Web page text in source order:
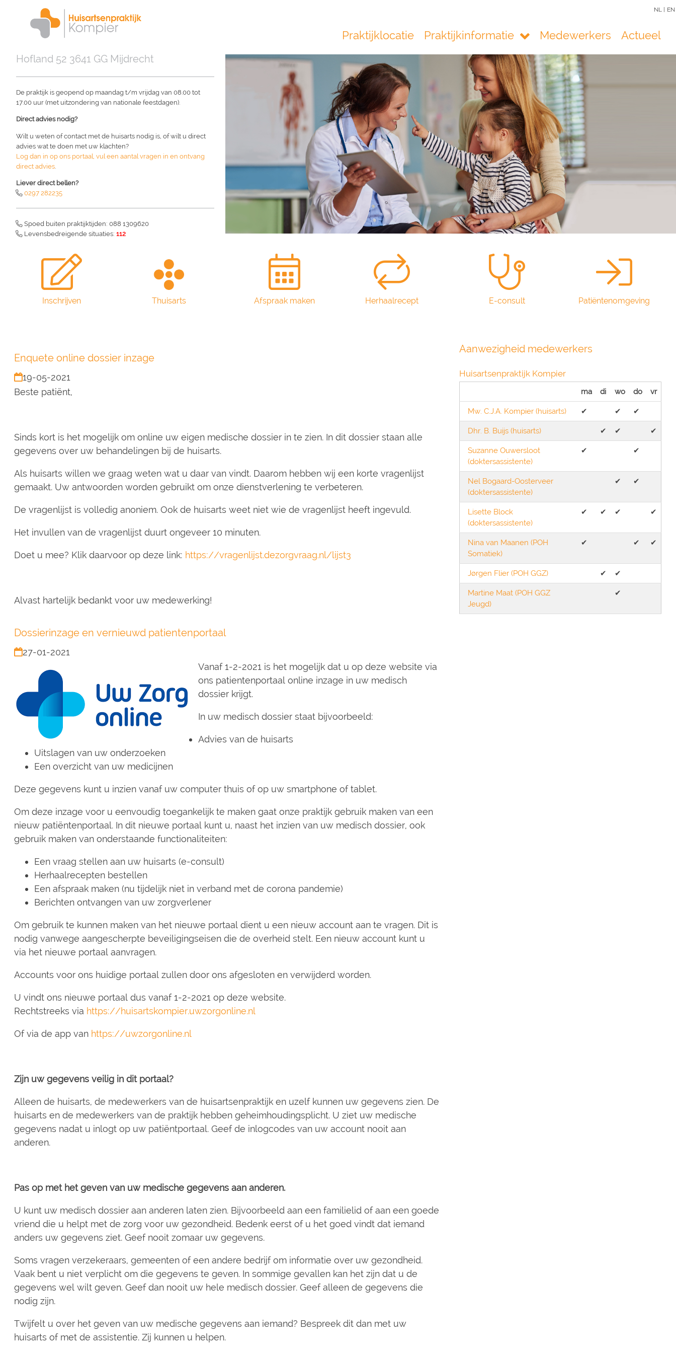
Overslaan
inhoud
gaan
NL | EN
Main
navigation
Praktijklocatie Praktijkinformatie Medewerkers Actueel
Hofland 52 3641 GG Mijdrecht
De praktijk is geopend op maandag t/m vrijdag van 08.00 tot
17.00 uur (met uitzondering van nationale feestdagen).
Direct advies nodig?
Wilt u weten of contact met de huisarts nodig is, of wilt u direct
advies wat te doen met uw klachten?
Log dan in op ons portaal, vul een aantal vragen in en ontvang
direct advies
Liever direct bellen?
0297 282235
Spoed buiten praktijktijden: 088 1309620
Levensbedreigende situaties: 112
Inschrijven Thuisarts Afspraak maken Herhaalrecept E-consult Patiëntenomgeving
Enquete online dossier inzage
19-05-2021
Beste patiënt,
Sinds kort is het mogelijk om online uw eigen medische dossier in te zien. In dit dossier staan alle
gegevens over uw behandelingen bij de huisarts.
Als huisarts willen we graag weten wat u daar van vindt. Daarom hebben wij een korte vragenlijst
gemaakt. Uw antwoorden worden gebruikt om onze dienstverlening te verbeteren.
De vragenlijst is volledig anoniem. Ook de huisarts weet niet wie de vragenlijst heeft ingevuld.
Het invullen van de vragenlijst duurt ongeveer 10 minuten.
Doet u mee? Klik daarvoor op deze link: https://vragenlijst.dezorgvraag.nl/lijst3
Alvast hartelijk bedankt voor uw medewerking!
Dossierinzage en vernieuwd patientenportaal
27-01-2021
Vanaf 1-2-2021 is het mogelijk dat u op deze website via
ons patientenportaal online inzage in uw medisch
dossier krijgt.
In uw medisch dossier staat bijvoorbeeld:
Advies van de huisarts
Uitslagen van uw onderzoeken
Een overzicht van uw medicijnen
Deze gegevens kunt u inzien vanaf uw computer thuis of op uw smartphone of tablet.
Om deze inzage voor u eenvoudig toegankelijk te maken gaat onze praktijk gebruik maken van een
nieuw patiëntenportaal. In dit nieuwe portaal kunt u, naast het inzien van uw medisch dossier, ook
gebruik maken van onderstaande functionaliteiten:
Een vraag stellen aan uw huisarts (e-consult)
Herhaalrecepten bestellen
Een afspraak maken (nu tijdelijk niet in verband met de corona pandemie)
Berichten ontvangen van uw zorgverlener
Om gebruik te kunnen maken van het nieuwe portaal dient u een nieuw account aan te vragen. Dit is
nodig vanwege aangescherpte beveiligingseisen die de overheid stelt. Een nieuw account kunt u
via het nieuwe portaal aanvragen.
Accounts voor ons huidige portaal zullen door ons afgesloten en verwijderd worden.
U vindt ons nieuwe portaal dus vanaf 1-2-2021 op deze website.
Rechtstreeks via https://huisartskompier.uwzorgonline.nl
Of via de app van https://uwzorgonline.nl
Zijn uw gegevens veilig in dit portaal?
Alleen de huisarts, de medewerkers van de huisartsenpraktijk en uzelf kunnen uw gegevens zien. De
huisarts en de medewerkers van de praktijk hebben geheimhoudingsplicht. U ziet uw medische
gegevens nadat u inlogt op uw patiëntportaal. Geef de inlogcodes van uw account nooit aan
anderen.
Pas op met het geven van uw medische gegevens aan anderen.
U kunt uw medisch dossier aan anderen laten zien. Bijvoorbeeld aan een familielid of aan een goede
vriend die u helpt met de zorg voor uw gezondheid. Bedenk eerst of u het goed vindt dat iemand
anders uw gegevens ziet. Geef nooit zomaar uw gegevens.
Soms vragen verzekeraars, gemeenten of een andere bedrijf om informatie over uw gezondheid.
Vaak bent u niet verplicht om die gegevens te geven. In sommige gevallen kan het zijn dat u de
gegevens wel wilt geven. Geef dan nooit uw hele medisch dossier. Geef alleen de gegevens die
nodig zijn.
Twijfelt u over het geven van uw medische gegevens aan iemand? Bespreek dit dan met uw
huisarts of met de assistentie. Zij kunnen u helpen.
Aanwezigheid medewerkers
Huisartsenpraktijk Kompier
ma di wo do vr
Mw. C.J.A. Kompier (huisarts) ✔︎ ✔︎ ✔︎
Dhr. B. Buijs (huisarts) ✔︎ ✔︎ ✔︎
Suzanne Ouwersloot
(doktersassistente)
✔︎ ✔︎
Nel Bogaard-Oosterveer
(doktersassistente)
✔︎ ✔︎
Lisette Block
(doktersassistente)
✔︎ ✔︎ ✔︎ ✔︎
Nina van Maanen (POH
Somatiek)
✔︎ ✔︎ ✔︎
Jørgen Flier (POH GGZ) ✔︎ ✔︎
Martine Maat (POH GGZ
Jeugd)
✔︎